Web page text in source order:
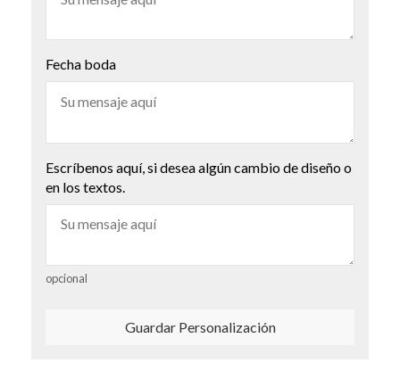
Fecha boda
Escríbenos aquí, si desea algún cambio de diseño o
en los textos.
opcional
Guardar Personalización